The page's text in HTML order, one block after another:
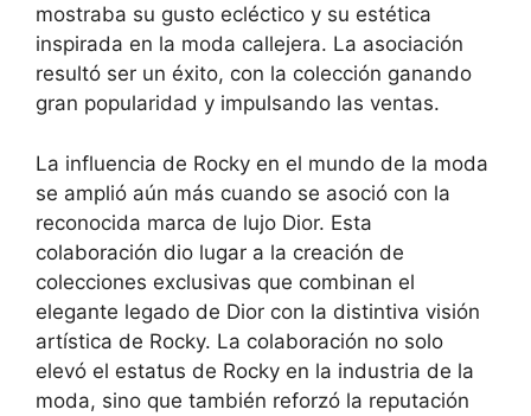
mostraba su gusto ecléctico y su estética
inspirada en la moda callejera. La asociación
resultó ser un éxito, con la colección ganando
gran popularidad y impulsando las ventas.
La influencia de Rocky en el mundo de la moda
se amplió aún más cuando se asoció con la
reconocida marca de lujo Dior. Esta
colaboración dio lugar a la creación de
colecciones exclusivas que combinan el
elegante legado de Dior con la distintiva visión
artística de Rocky. La colaboración no solo
elevó el estatus de Rocky en la industria de la
moda, sino que también reforzó la reputación